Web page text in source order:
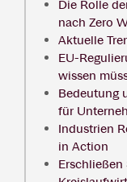
Die Rolle
nach Zero
Aktuelle
EU-
wissen
Bedeutung
für
Industrien
in Action